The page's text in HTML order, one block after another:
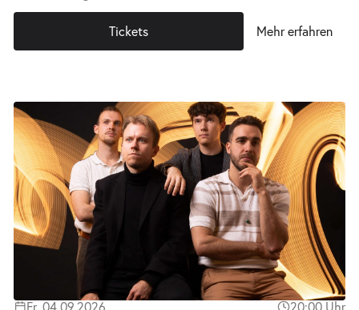
Tickets Mehr erfahren
Fr. 04.09.2026 20:00 Uhr